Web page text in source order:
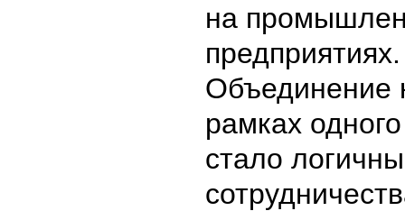
на
предприятиях.
Объединение
рамках
стало